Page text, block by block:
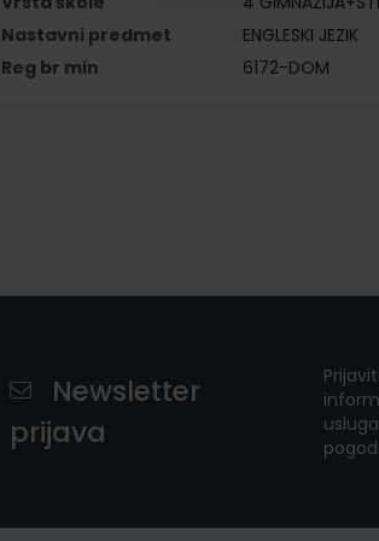
Nastavni predmet
ENGLESKI JEZIK
Reg br min
6172-DOM
Newsletter
prijava